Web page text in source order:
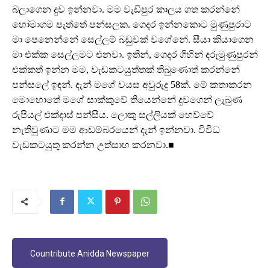
බලාගෙන දුව ඉන්නවා. මම වැඩිපුර කාලය ගත කරන්නේ
හෝමාගම පැත්තේ පන්සලක. ගෙදර ඉන්නකොට මුණුපුරාට
මා පෙනෙන්නේ සෙල්ලම් බඩුවක් වගේනේ. සීයා කියාගෙන
මා එක්ක සෙල්ලමට එනවා. ඉතින්, ගෙදර ගිහින් දරුමුණුපුරන්
එක්කත් ඉන්න මම, වැඩකටයුත්තක් තිබුණොත් කරන්නේ
පන්සලේ ඉඳන්. දැන් මගේ වයස අවුරුදු 58ක්. මේ කතාකරන
මොහොතේ මගේ සාක්කුවේ තියෙන්නේ දුවගෙන් ලැබුණ
රුපියල් එක්දාස් පන්සීය. ලොකු සල්ලියක් හෙව්වේ
නැතිවුණාට මම ආඩම්බරයෙන් දැන් ඉන්නවා. විවිධ
වැඩකටයුතු කරන්න උත්සාහ කරනවා.■
Countribute Anidda Newspaper